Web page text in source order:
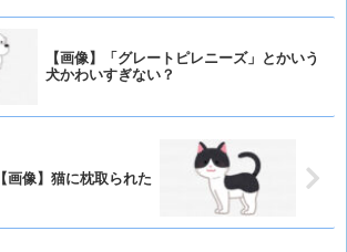
【画像】「グレートピレニーズ」とかいう
犬かわいすぎない？
【画像】猫に枕取られた